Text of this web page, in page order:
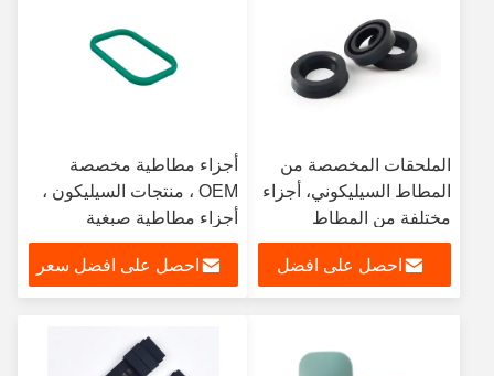
الملحقات المخصصة من
المطاط السيليكوني، أجزاء
مختلفة من المطاط
السيليكوني المصبوب
احصل على افضل
أجزاء مطاطية مخصصة
OEM ، منتجات السيليكون ،
أجزاء مطاطية صبغية
الملحقات
احصل على افضل سعر